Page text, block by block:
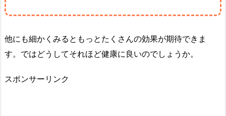
他にも細かくみるともっとたくさんの効果が期待できま
す。ではどうしてそれほど健康に良いのでしょうか。
スポンサーリンク